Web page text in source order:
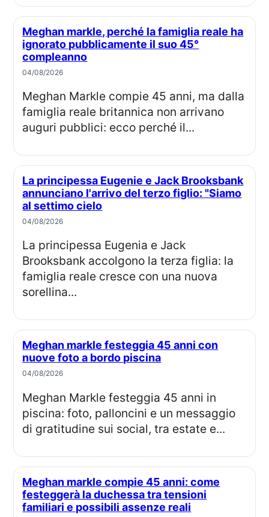
Meghan markle, perché la famiglia reale ha
ignorato pubblicamente il suo 45°
compleanno
04/08/2026
Meghan Markle compie 45 anni, ma dalla
famiglia reale britannica non arrivano
auguri pubblici: ecco perché il...
La principessa Eugenie e Jack Brooksbank
annunciano l'arrivo del terzo figlio: "Siamo
al settimo cielo
04/08/2026
La principessa Eugenia e Jack
Brooksbank accolgono la terza figlia: la
famiglia reale cresce con una nuova
sorellina...
Meghan markle festeggia 45 anni con
nuove foto a bordo piscina
04/08/2026
Meghan Markle festeggia 45 anni in
piscina: foto, palloncini e un messaggio
di gratitudine sui social, tra estate e...
Meghan markle compie 45 anni: come
festeggerà la duchessa tra tensioni
familiari e possibili assenze reali